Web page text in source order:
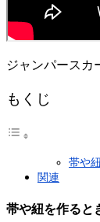
ジャンパースカ
もくじ
帯や
関連
帯や紐を作ると